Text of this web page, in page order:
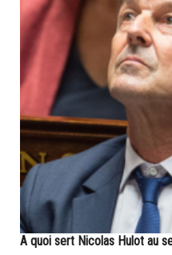
A quoi sert Nicolas Hulot au